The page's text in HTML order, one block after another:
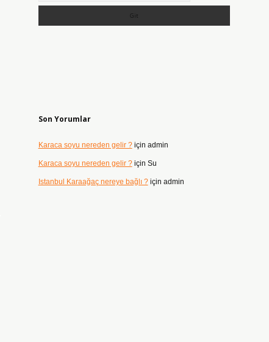
Son Yorumlar
Karaca soyu nereden gelir ?için admin
Karaca soyu nereden gelir ?için Su
Istanbul Karaağaç nereye bağlı ?için admin